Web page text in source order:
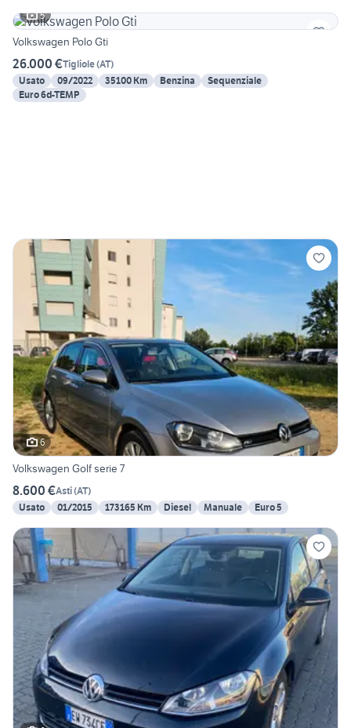
5
Volkswagen Polo Gti
26.000 €Tigliole(AT)
Usato
09/2022 35100 Km Benzina
Sequenziale
Euro 6d-TEMP
6
Volkswagen Golf serie 7
8.600 €Asti(AT)
Usato
01/2015 173165 Km Diesel Manuale Euro 5